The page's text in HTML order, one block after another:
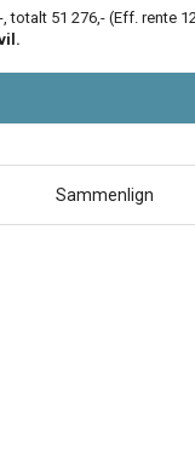
, totalt 51 276,- (Eff. rente
Sammenlign